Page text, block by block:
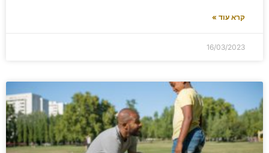
קרא עוד »
16/03/2023